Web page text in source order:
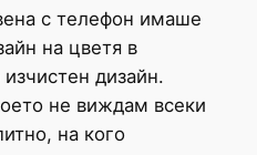
с телефон имаше
на цветя в
дизайн.
не виждам всеки
на кого